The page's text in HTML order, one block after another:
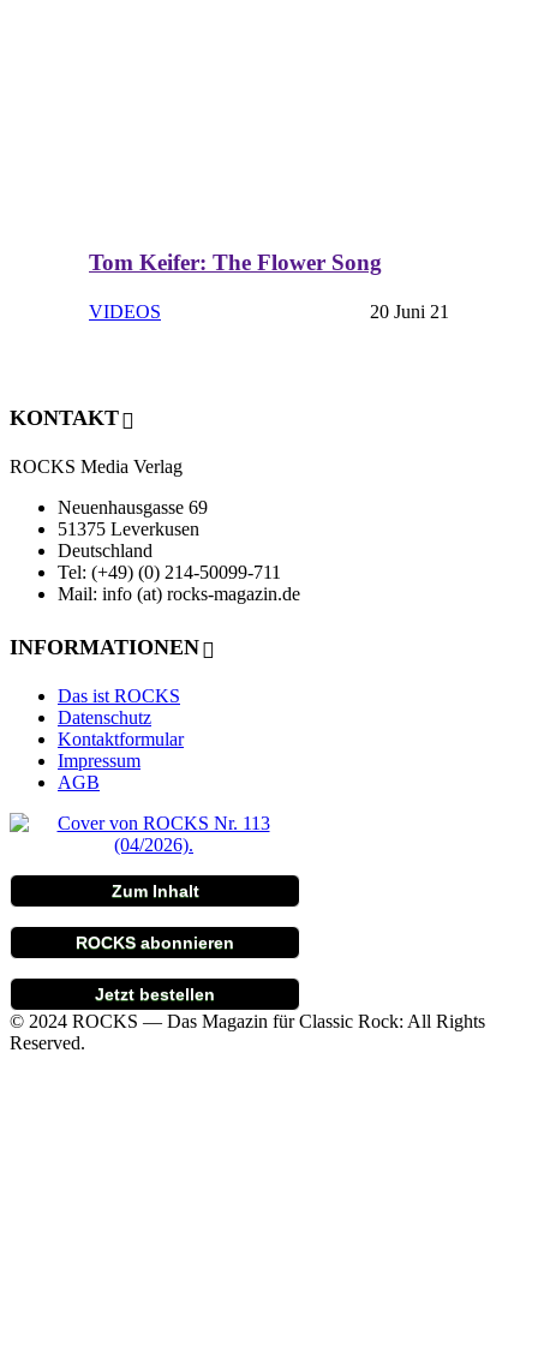
Tom Keifer: The Flower Song
VIDEOS 20 Juni 21
KONTAKT
ROCKS Media Verlag
Neuenhausgasse 69
51375 Leverkusen
Deutschland
Tel: (+49) (0) 214-50099-711
Mail: info (at) rocks-magazin.de
INFORMATIONEN
Das ist ROCKS
Datenschutz
Kontaktformular
Impressum
AGB
Zum Inhalt
ROCKS abonnieren
Jetzt bestellen
© 2024 ROCKS — Das Magazin für Classic Rock: All Rights
Reserved.